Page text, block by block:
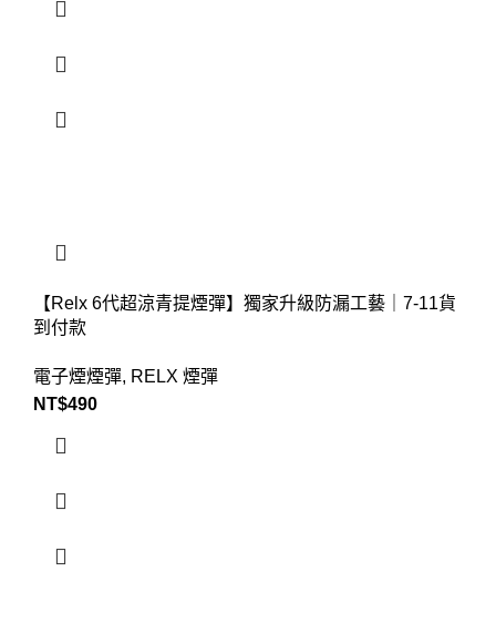
【Relx 6代超涼青提煙彈】獨家升級防漏工藝｜7-11貨
到付款
電子煙煙彈, RELX 煙彈
NT$490